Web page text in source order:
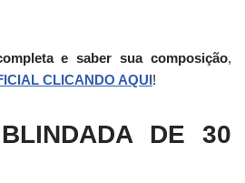
e saber sua composição,
CLICANDO AQUI!
DE 30